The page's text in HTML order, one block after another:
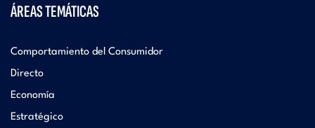
ÁREAS TEMÁTICAS
Comportamiento del Consumidor
Directo
Economía
Estratégico